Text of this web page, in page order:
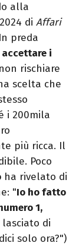
alla
di Affari
preda
i
rischiare
scelta che
i 200mila
più ricca. Il
Poco
ha rivelato di
"Io ho fatto
1,
di
solo ora?")